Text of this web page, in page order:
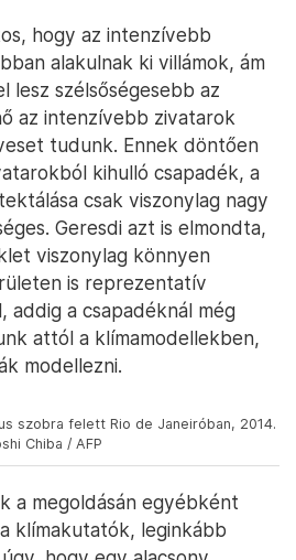
hogy az intenzívebb
alakulnak ki villámok, ám
lesz szélsőségesebb az
az intenzívebb zivatarok
tudunk. Ennek döntően
kihulló csapadék, a
csak viszonylag nagy
Geresdi azt is elmondta,
viszonylag könnyen
is reprezentatív
a csapadéknál még
attól a klímamodellekben,
modellezni.
szobra felett Rio de Janeiróban, 2014.
Chiba / AFP
a megoldásán egyébként
klímakutatók, leginkább